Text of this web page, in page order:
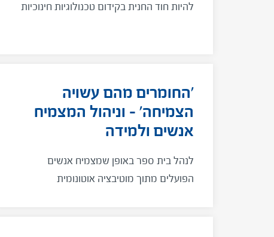
להיות חוד החנית בקידום טכנולוגיות חינוכיות
'החומרים מהם עשויה
הצמיחה' – וניהול המצמיח
אנשים ולמידה
לנהל בית ספר באופן שמצמיח אנשים
הפועלים מתוך מוטיבציה אוטונומית